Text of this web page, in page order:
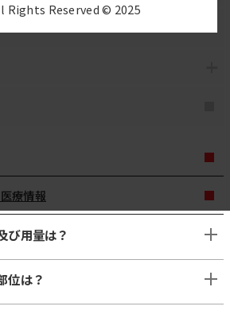
療情報
び用量は？
位は？
Rights Reserved © 2025